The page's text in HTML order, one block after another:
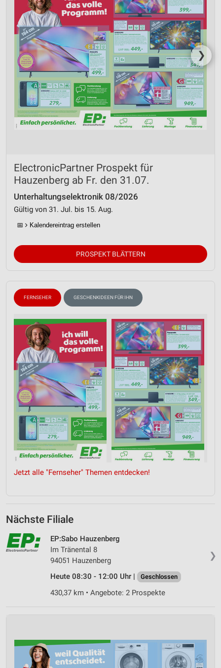
❯
ElectronicPartner Prospekt für
Hauzenberg ab Fr. den 31.07.
Unterhaltungselektronik 08/2026
Gültig von 31. Jul. bis 15. Aug.
📅 Kalendereintrag erstellen
PROSPEKT BLÄTTERN
FERNSEHER GESCHENKIDEEN FÜR IHN
Jetzt alle "Fernseher" Themen entdecken!
Nächste Filiale
❯
EP:Sabo Hauzenberg
Im Tränental 8
94051 Hauzenberg
Heute 08:30 - 12:00 Uhr |
Geschlossen
430,37 km • Angebote: 2 Prospekte